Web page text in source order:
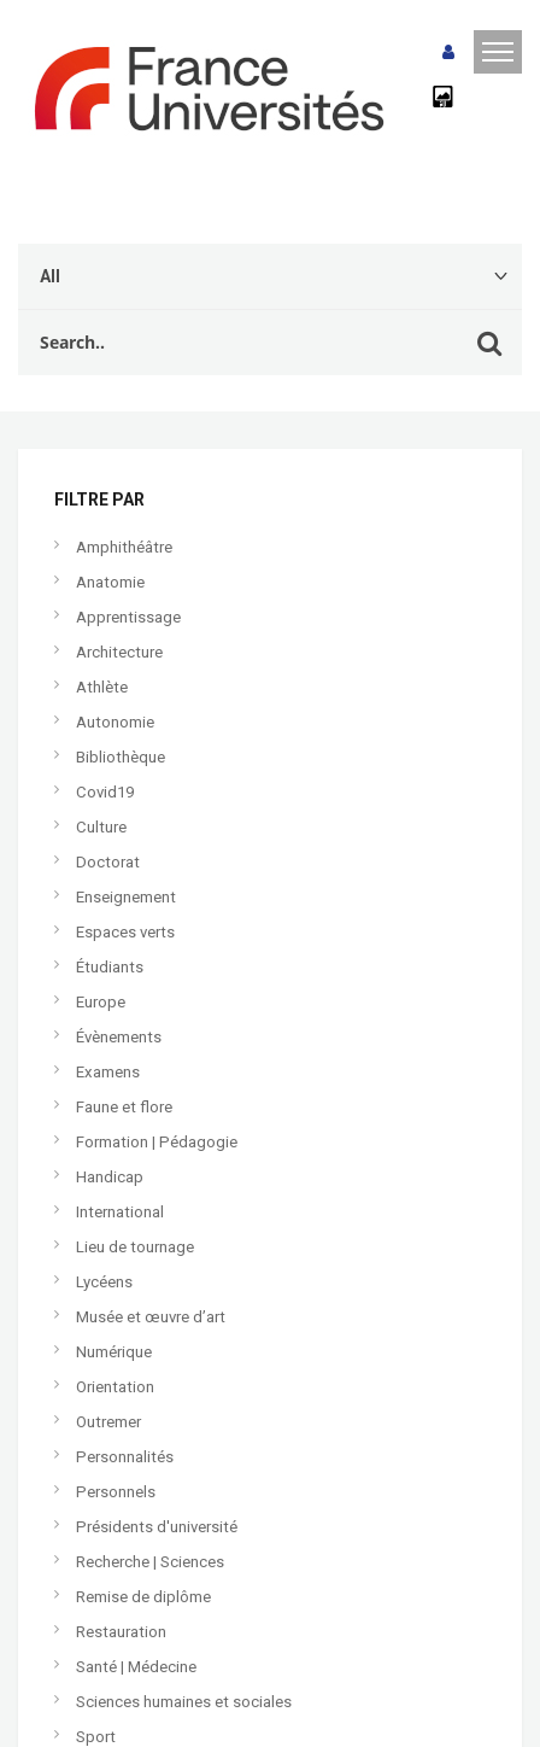
FILTRE PAR
Amphithéâtre
Anatomie
Apprentissage
Architecture
Athlète
Autonomie
Bibliothèque
Covid19
Culture
Doctorat
Enseignement
Espaces verts
Étudiants
Europe
Évènements
Examens
Faune et flore
Formation | Pédagogie
Handicap
International
Lieu de tournage
Lycéens
Musée et œuvre d’art
Numérique
Orientation
Outremer
Personnalités
Personnels
Présidents d'université
Recherche | Sciences
Remise de diplôme
Restauration
Santé | Médecine
Sciences humaines et sociales
Sport